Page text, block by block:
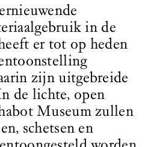
in de
er tot op heden
zijn uitgebreide
de lichte, open
Museum zullen
schetsen en